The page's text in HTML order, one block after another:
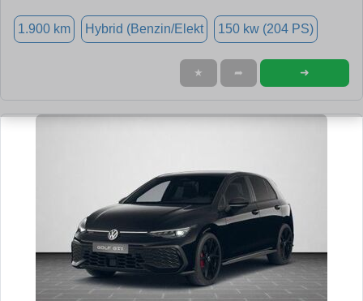
1.900 km Hybrid (Benzin/Elekt 150 kw (204 PS)
★ ➦ ➜